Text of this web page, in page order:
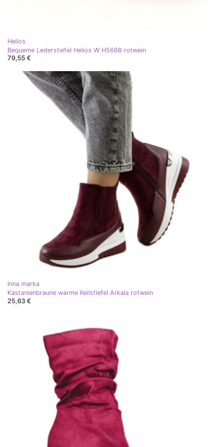
Helios
Bequeme Lederstiefel Helios W H566B rotwein
79,55 €
Inna marka
Kastanienbraune warme Keilstiefel Arkala rotwein
25,63 €